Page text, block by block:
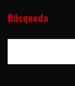
Búsqueda